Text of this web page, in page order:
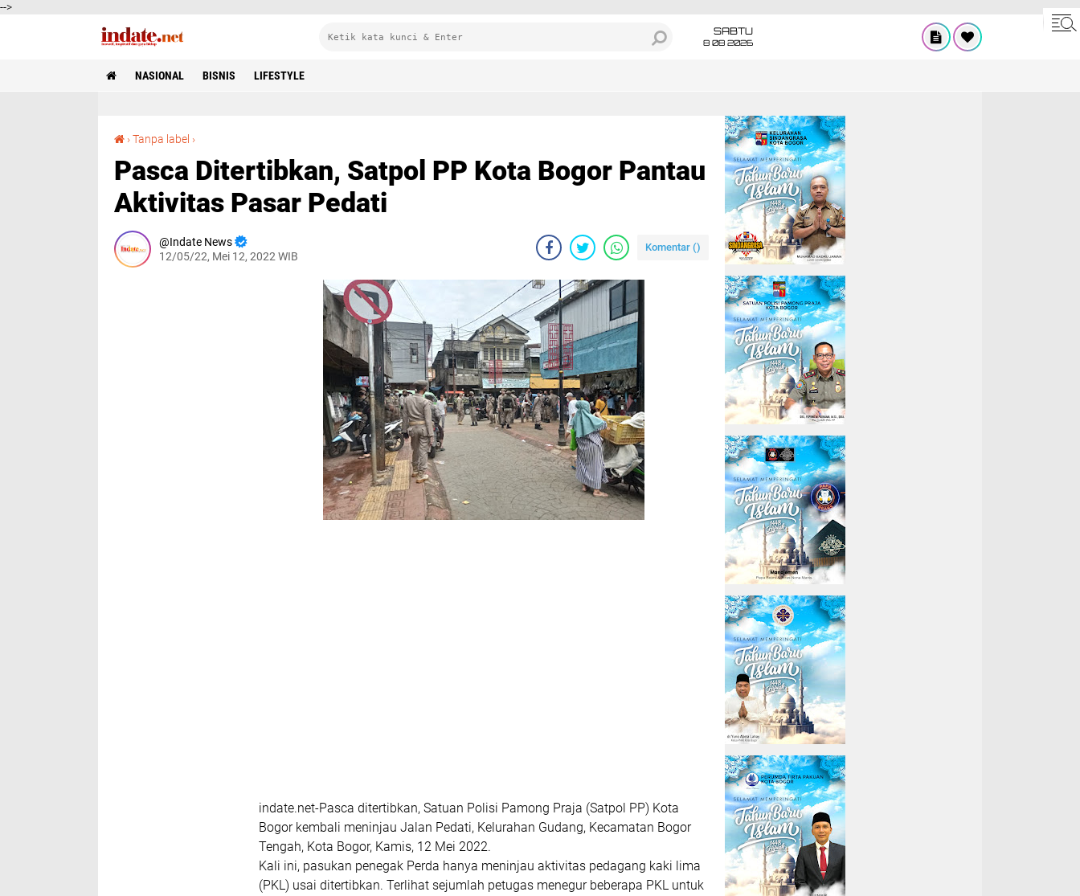
-->
SABTU
8 08 2026
NASIONAL BISNIS LIFESTYLE
›Tanpa label ›
Pasca Ditertibkan, Satpol PP Kota Bogor Pantau
Aktivitas Pasar Pedati
Indate News
12/05/22, Mei 12, 2022 WIB
Komentar ()
indate.net-Pasca ditertibkan, Satuan Polisi Pamong Praja (Satpol PP) Kota
Bogor kembali meninjau Jalan Pedati, Kelurahan Gudang, Kecamatan Bogor
Tengah, Kota Bogor, Kamis, 12 Mei 2022.
Kali ini, pasukan penegak Perda hanya meninjau aktivitas pedagang kaki lima
(PKL) usai ditertibkan. Terlihat sejumlah petugas menegur beberapa PKL untuk